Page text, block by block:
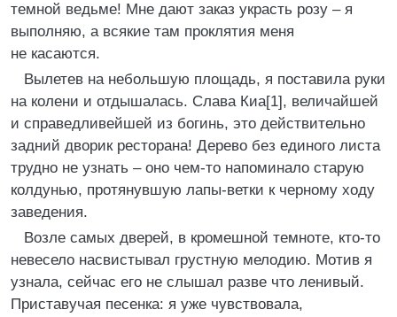
темной ведьме! Мне дают заказ украсть розу – я
выполняю, а всякие там проклятия меня
не касаются.
Вылетев на небольшую площадь, я поставила руки
на колени и отдышалась. Слава Киа[1], величайшей
и справедливейшей из богинь, это действительно
задний дворик ресторана! Дерево без единого листа
трудно не узнать – оно чем-то напоминало старую
колдунью, протянувшую лапы-ветки к черному ходу
заведения.
Возле самых дверей, в кромешной темноте, кто-то
невесело насвистывал грустную мелодию. Мотив я
узнала, сейчас его не слышал разве что ленивый.
Приставучая песенка: я уже чувствовала,